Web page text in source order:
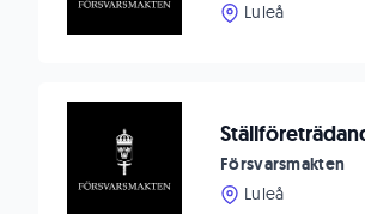
Luleå
Försvarsmakten
Luleå